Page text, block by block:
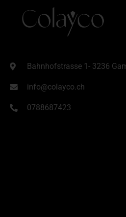
Bahnhofstrasse 1- 3236
info@colayco.ch
0788687423